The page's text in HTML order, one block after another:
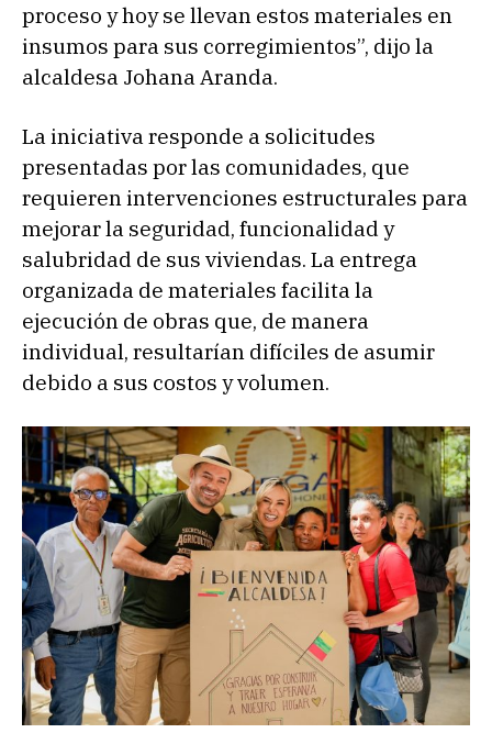
proceso y hoy se llevan estos materiales en
insumos para sus corregimientos”, dijo la
alcaldesa Johana Aranda.
La iniciativa responde a solicitudes
presentadas por las comunidades, que
requieren intervenciones estructurales para
mejorar la seguridad, funcionalidad y
salubridad de sus viviendas. La entrega
organizada de materiales facilita la
ejecución de obras que, de manera
individual, resultarían difíciles de asumir
debido a sus costos y volumen.